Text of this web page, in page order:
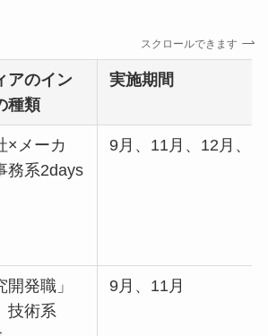
スクロールできます
アのイン
種類
実施期間
×メーカ
務系2days
9月、11月、12月、1
発職」
技術系
9月、11月